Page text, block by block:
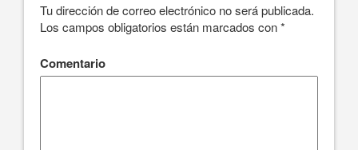
o
k
r
t
i
Tu dirección de correo electrónico no será publicada.
Los campos obligatorios están marcados con*
Comentario